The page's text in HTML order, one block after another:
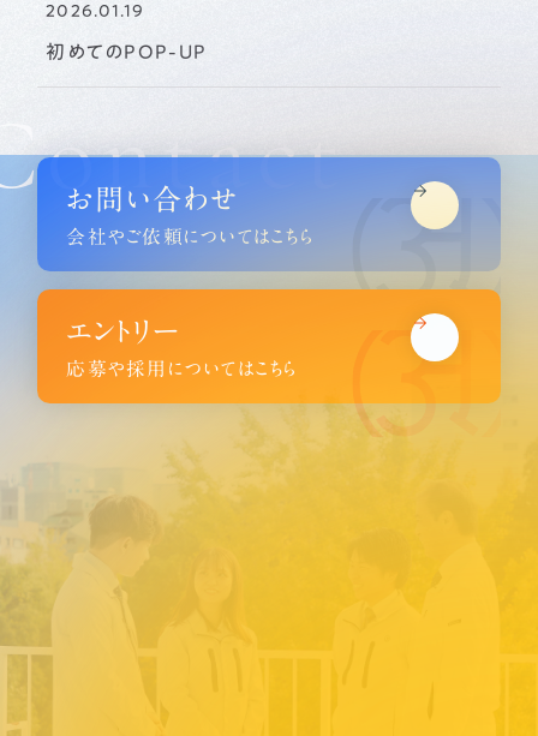
2026.01.19
初めてのPOP-UP
お問い合わせ
会社やご依頼についてはこちら
エントリー
応募や採用についてはこちら